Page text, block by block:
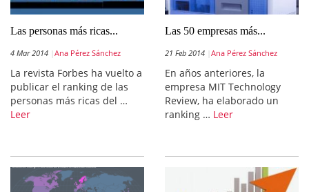
Las personas más ricas...
4 Mar 2014 Ana Pérez Sánchez
La revista Forbes ha vuelto a
publicar el ranking de las
personas más ricas del …
Leer
Las 50 empresas más...
21 Feb 2014 Ana Pérez Sánchez
En años anteriores, la
empresa MIT Technology
Review, ha elaborado un
ranking … Leer